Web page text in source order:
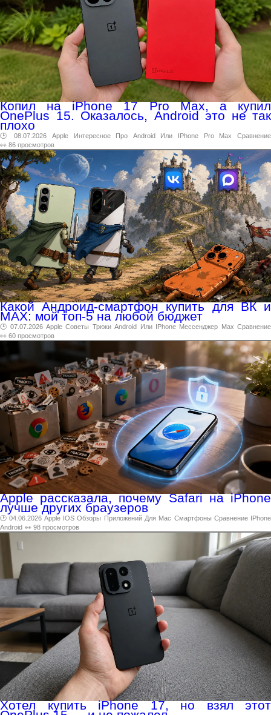
Копил на iPhone 17 Pro Max, а купил
OnePlus 15. Оказалось, Android это не так
плохо
🕑 08.07.2026 Apple Интересное Про Android Или IPhone Pro Max
Сравнение
👀 86 просмотров
Какой Андроид-смартфон купить для ВК и
МАХ: мой топ-5 на любой бюджет
🕑 07.07.2026 Apple Советы Трюки Android Или IPhone Мессенджер Max Сравнение
👀 60 просмотров
Apple рассказала, почему Safari на iPhone
лучше других браузеров
🕑 04.06.2026 Apple IOS Обзоры Приложений Для Mac Смартфоны Сравнение
IPhone
Android 👀 98 просмотров
Хотел купить iPhone 17, но взял этот